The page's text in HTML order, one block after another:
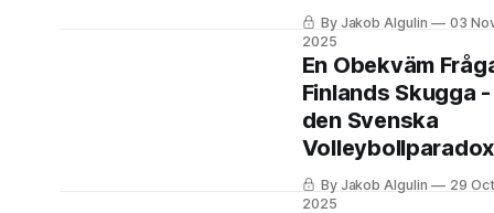
ryktet är ett påstått
erbjudande på hela 2,4
miljoner euro för ett
på två och ett halvt år.
By Jakob Algulin
03
2025
En Obekväm
Finlands Skugga -
den Svenska
By Jakob Algulin
29 Oct
2025